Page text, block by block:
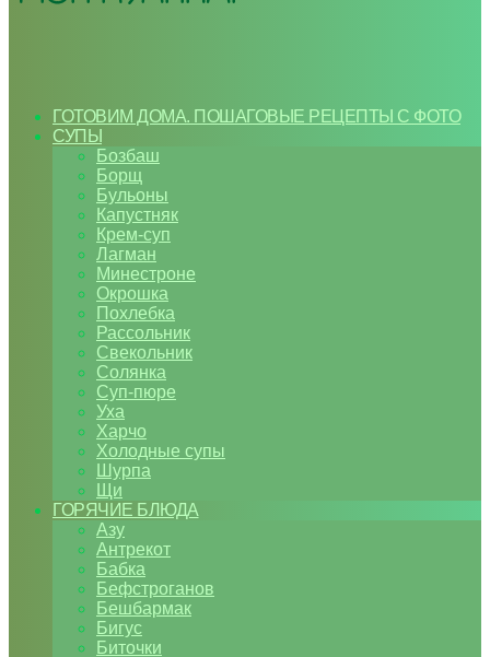
ГОТОВИМ ДОМА. ПОШАГОВЫЕ РЕЦЕПТЫ С ФОТО
СУПЫ
Бозбаш
Борщ
Бульоны
Капустняк
Крем-суп
Лагман
Минестроне
Окрошка
Похлебка
Рассольник
Свекольник
Солянка
Суп-пюре
Уха
Харчо
Холодные супы
Шурпа
Щи
ГОРЯЧИЕ БЛЮДА
Азу
Антрекот
Бабка
Бефстроганов
Бешбармак
Бигус
Биточки